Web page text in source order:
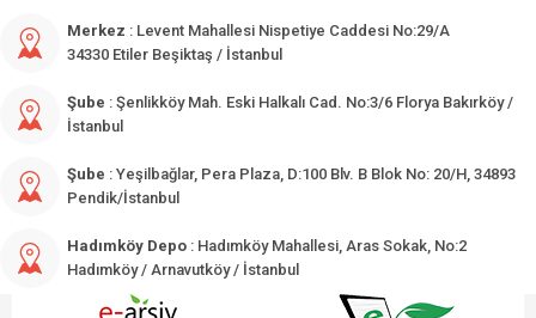
Merkez : Levent Mahallesi Nispetiye Caddesi No:29/A
34330 Etiler Beşiktaş / İstanbul
Şube : Şenlikköy Mah. Eski Halkalı Cad. No:3/6 Florya Bakırköy /
İstanbul
Şube : Yeşilbağlar, Pera Plaza, D:100 Blv. B Blok No: 20/H, 34893
Pendik/İstanbul
Hadımköy Depo : Hadımköy Mahallesi, Aras Sokak, No:2
Hadımköy / Arnavutköy / İstanbul